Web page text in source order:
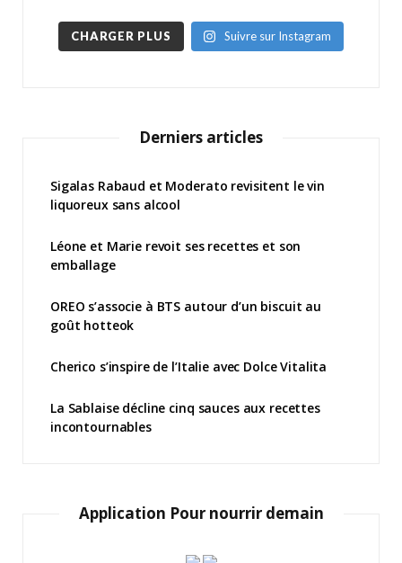
CHARGER PLUS Suivre sur Instagram
Derniers articles
Sigalas Rabaud et Moderato revisitent le vin
liquoreux sans alcool
Léone et Marie revoit ses recettes et son
emballage
OREO s’associe à BTS autour d’un biscuit au
goût hotteok
Cherico s’inspire de l’Italie avec Dolce Vitalita
La Sablaise décline cinq sauces aux recettes
incontournables
Application Pour nourrir demain